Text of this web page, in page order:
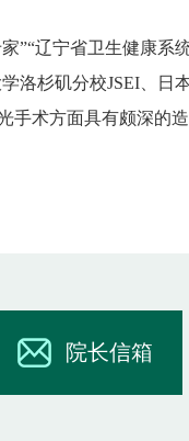
”“辽宁省卫生健康系
洛杉矶分校JSEI、
术方面具有颇深的
院长信箱